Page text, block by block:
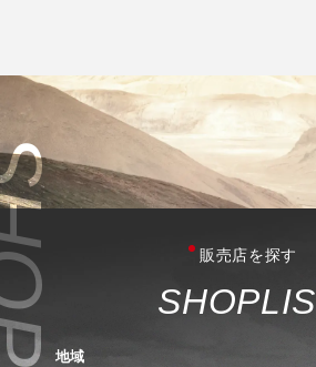
販売店を探す
SHOPLIS
地域